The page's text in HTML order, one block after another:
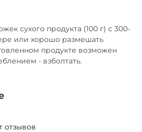
сухого продукта (100 г) с 300-
или хорошо размешать
продукте возможен
- взболтать.
отзывов